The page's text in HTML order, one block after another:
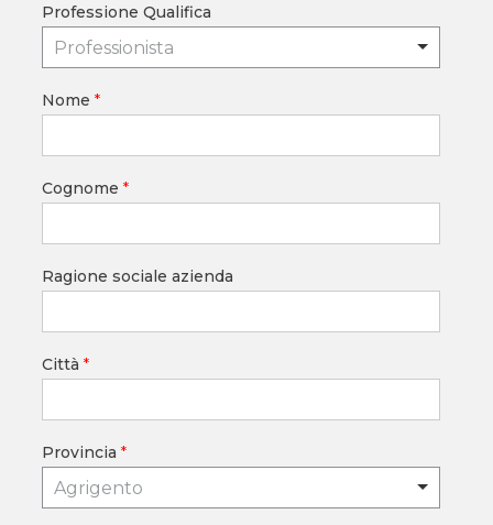
Professione Qualifica
Professionista
Nome *
Cognome *
Ragione sociale azienda
Città *
Provincia *
Agrigento